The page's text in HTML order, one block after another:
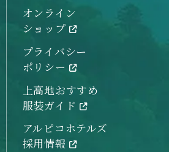
オンライン
ショップ
プライバシー
ポリシー
上高地おすすめ
服装ガイド
アルピコホテルズ
採用情報